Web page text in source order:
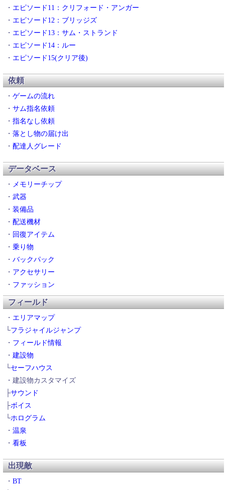
・ エピソード11：クリフォード・アンガー
・ エピソード12：ブリッジズ
・ エピソード13：サム・ストランド
・ エピソード14：ルー
・ エピソード15(クリア後)
依頼
・ ゲームの流れ
・ サム指名依頼
・ 指名なし依頼
・ 落とし物の届け出
・ 配達人グレード
データベース
・ メモリーチップ
・ 武器
・ 装備品
・ 配送機材
・ 回復アイテム
・ 乗り物
・ バックパック
・ アクセサリー
・ ファッション
フィールド
・ エリアマップ
└フラジャイルジャンプ
・ フィールド情報
・ 建設物
└セーフハウス
・建設物カスタマイズ
├サウンド
├ボイス
└ホログラム
・ 温泉
・ 看板
出現敵
・ BT